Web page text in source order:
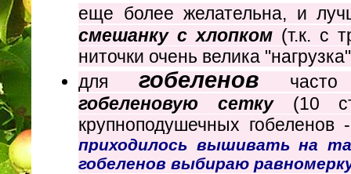
еще более желательна, и
смешанку с хлопком (т.к. с
ниточки очень велика
для гобеленов часто
гобеленовую сетку (10
крупноподушечных
приходилось вышивать на
гобеленов выбираю